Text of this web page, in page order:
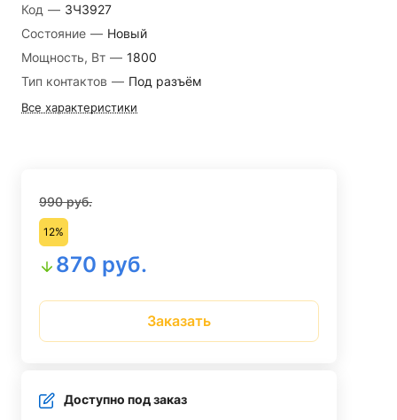
Код — ЗЧ3927
Состояние — Новый
Мощность, Вт — 1800
Тип контактов — Под разъём
Все характеристики
990 руб.
12%
870 руб.
Заказать
Доступно под заказ